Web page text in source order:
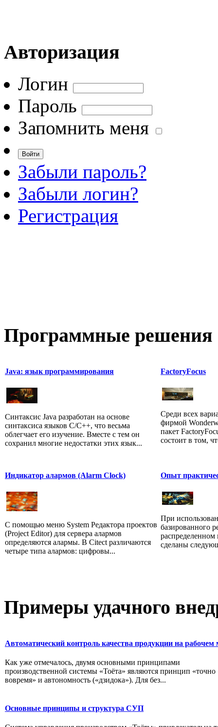
Авторизация
Логин
Пароль
Запомнить меня
Забыли пароль?
Забыли логин?
Регистрация
Программные решения
Java: язык программирования
Синтаксис Java разработан на основе
синтаксиса языков С/С++, что весьма
облегчает его изучение. Вместе с тем он
сохранил многие недостатки этих язык...
FactoryFocus
Среди всех
фирмой
пакет
состоит в том,
Индикатор алармов (Alarm Clock)
С помощью меню System Редактора проектов
(Project Editor) для сервера алармов
определяются алармы. В Citect различаются
четыре типа алармов: цифровы...
Опыт
При
базированного
сделаны
Примеры удачного
Автоматический контроль качества продукции на рабочем
Как уже отмечалось, двумя основными принципами
производственной системы «Тоёта» являются принцип «точно
вовремя» и автономность («дзидока»). Для без...
Основные принципы и структура СУП